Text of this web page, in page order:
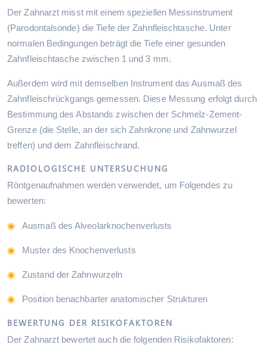
Der Zahnarzt misst mit einem speziellen Messinstrument
(Parodontalsonde) die Tiefe der Zahnfleischtasche. Unter
normalen Bedingungen beträgt die Tiefe einer gesunden
Zahnfleischtasche zwischen 1 und 3 mm.
Außerdem wird mit demselben Instrument das Ausmaß des
Zahnfleischrückgangs gemessen. Diese Messung erfolgt durch
Bestimmung des Abstands zwischen der Schmelz-Zement-
Grenze (die Stelle, an der sich Zahnkrone und Zahnwurzel
treffen) und dem Zahnfleischrand.
RADIOLOGISCHE UNTERSUCHUNG
Röntgenaufnahmen werden verwendet, um Folgendes zu
bewerten:
Ausmaß des Alveolarknochenverlusts
Muster des Knochenverlusts
Zustand der Zahnwurzeln
Position benachbarter anatomischer Strukturen
BEWERTUNG DER RISIKOFAKTOREN
Der Zahnarzt bewertet auch die folgenden Risikofaktoren: